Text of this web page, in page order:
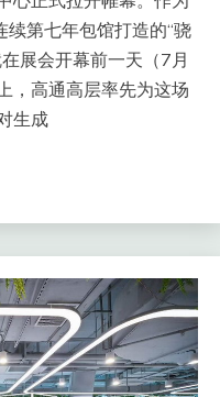
续第七年包馆打造的“骁
展会开幕前一天（7月
，高通高层率先为这场
生成